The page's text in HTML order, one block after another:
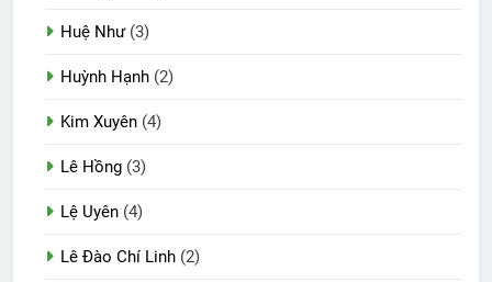
Huệ Như(3)
Huỳnh Hạnh (2)
Kim Xuyên (4)
Lê Hồng (3)
Lệ Uyên (4)
Lê Đào Chí Linh (2)